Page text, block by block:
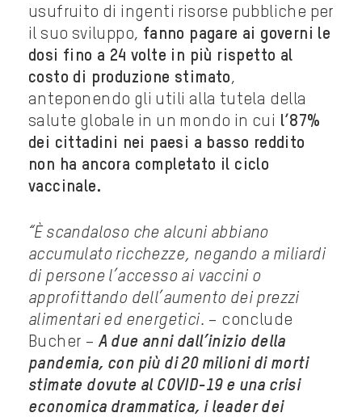
usufruito di ingenti risorse pubbliche per
il suo sviluppo, fanno pagare ai governi le
dosi fino a 24 volte in più rispetto al
costo di produzione stimato,
anteponendo gli utili alla tutela della
salute globale in un mondo in cui l’87%
dei cittadini nei paesi a basso reddito
non ha ancora completato il ciclo
vaccinale.
“È scandaloso che alcuni abbiano
accumulato ricchezze, negando a miliardi
di persone l’accesso ai vaccini o
approfittando dell’aumento dei prezzi
alimentari ed energetici. – conclude
Bucher – A due anni dall’inizio della
pandemia, con più di 20 milioni di morti
stimate dovute al COVID-19 e una crisi
economica drammatica, i leader dei